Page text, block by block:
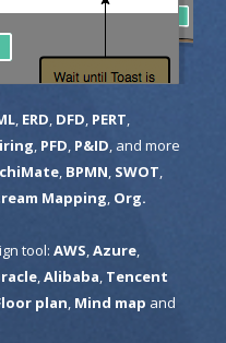
, ERD DFD PERT
PFD P&ID , and more
, BPMN SWOT
Mapping Org.
tool: AWS Azure,
, Alibaba Tencent
plan Mind map and